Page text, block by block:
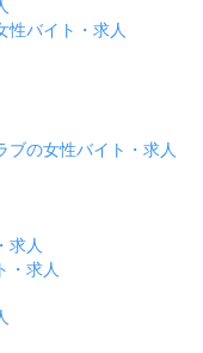
性バイト・求人
の女性バイト・求人
求人
・求人